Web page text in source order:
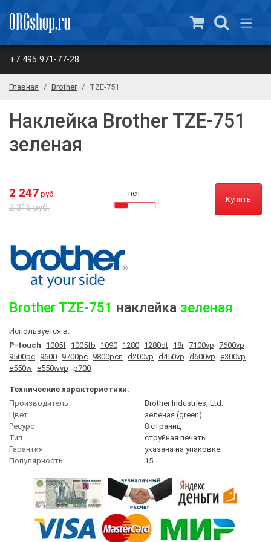
+7 495 971-77-28
Главная Brother TZE-751
Наклейка Brother TZE-751
зеленая
2 247 руб.
2 316 руб.
нет
Купить
Brother TZE-751 наклейка зеленая
Используется в:
P-touch
1005f 1005fb 1090 1280 1280dt 18r 7100vp 7600vp
9500pc 9600 9700pc 9800pcn d200vp d450vp d600vp e300vp
e550w e550wvp p700
Технические характеристики:
Производитель
Brother Industries, Ltd.
Цвет
зеленая (green)
Ресурс
8 страниц
Тип
струйная печать
Гарантия
указана на упаковке
Популярность
15